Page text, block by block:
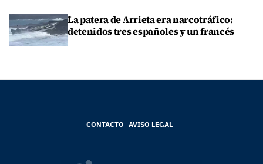
La patera de Arrieta era narcotráfico:
detenidos tres españoles y un francés
CONTACTO AVISO LEGAL